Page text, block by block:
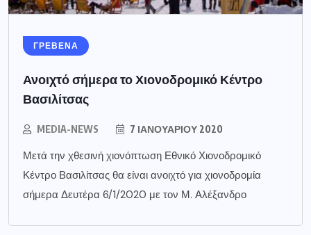
ΓΡΕΒΕΝΑ
Ανοιχτό σήμερα το Χιονοδρομικό Κέντρο
Βασιλίτσας
MEDIA-NEWS 7 ΙΑΝΟΥΑΡΊΟΥ 2020
Μετά την χθεσινή χιονόπτωση Εθνικό Χιονοδρομικό
Κέντρο Βασιλίτσας θα είναι ανοιχτό για χιονοδρομία
σήμερα Δευτέρα 6/1/2020 με τον Μ. Αλέξανδρο